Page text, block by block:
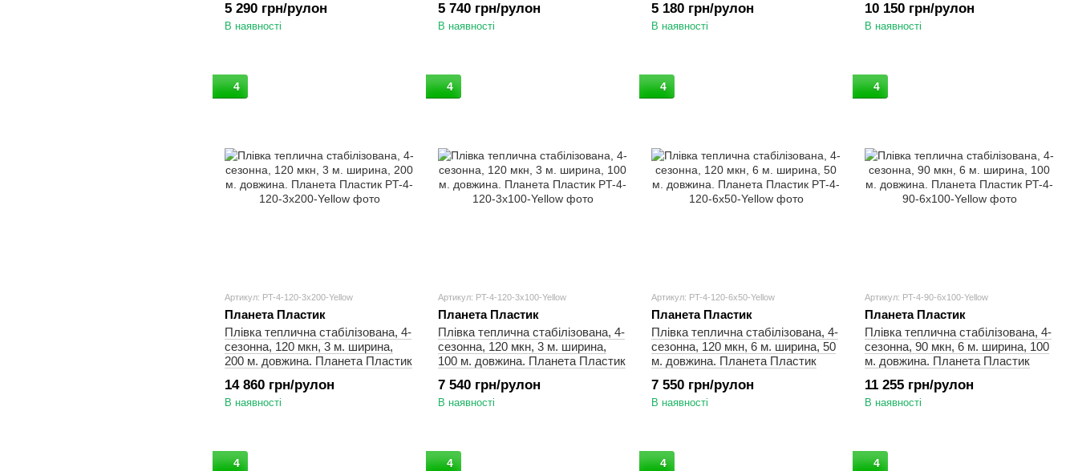
5 290 грн/рулон
В наявності
5 740 грн/рулон
В наявності
5 180 грн/рулон
В наявності
10 150 грн/рулон
В наявності
4
Артикул: PT-4-120-3x200-Yellow
Планета Пластик
Плівка теплична стабілізована, 4-
сезонна, 120 мкн, 3 м. ширина,
200 м. довжина. Планета Пластик
14 860 грн/рулон
В наявності
4
Артикул: PT-4-120-3x100-Yellow
Планета Пластик
Плівка теплична стабілізована, 4-
сезонна, 120 мкн, 3 м. ширина,
100 м. довжина. Планета Пластик
7 540 грн/рулон
В наявності
4
Артикул: PT-4-120-6x50-Yellow
Планета Пластик
Плівка теплична стабілізована, 4-
сезонна, 120 мкн, 6 м. ширина, 50
м. довжина. Планета Пластик
7 550 грн/рулон
В наявності
4
Артикул: PT-4-90-6x100-Yellow
Планета Пластик
Плівка теплична стабілізована, 4-
сезонна, 90 мкн, 6 м. ширина, 100
м. довжина. Планета Пластик
11 255 грн/рулон
В наявності
4 4 4 4